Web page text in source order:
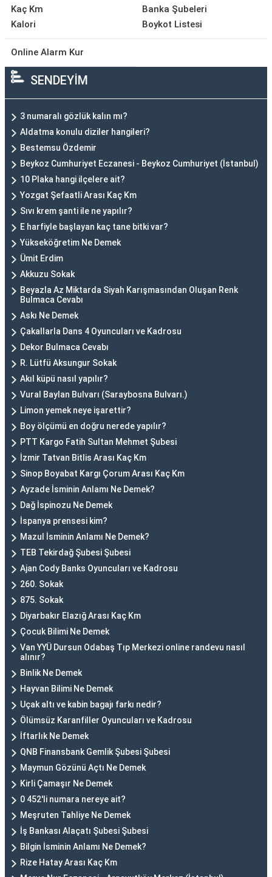
Kaç Km
Kalori
Banka Şubeleri
Boykot Listesi
Online Alarm Kur
SENDEYİM
3 numaralı gözlük kalın mı?
Aldatma konulu diziler hangileri?
Bestemsu Özdemir
Beykoz Cumhuriyet Eczanesi - Beykoz Cumhuriyet (İstanbul)
10 Plaka hangi ilçelere ait?
Yozgat Şefaatli Arası Kaç Km
Sıvı krem şanti ile ne yapılır?
E harfiyle başlayan kaç tane bitki var?
Yükseköğretim Ne Demek
Ümit Erdim
Akkuzu Sokak
Beyazla Az Miktarda Siyah Karışmasından Oluşan Renk
Bulmaca Cevabı
Askı Ne Demek
Çakallarla Dans 4 Oyuncuları ve Kadrosu
Dekor Bulmaca Cevabı
R. Lütfü Aksungur Sokak
Akıl küpü nasıl yapılır?
Vural Baylan Bulvarı (Saraybosna Bulvarı.)
Limon yemek neye işarettir?
Boy ölçümü en doğru nerede yapılır?
PTT Kargo Fatih Sultan Mehmet Şubesi
İzmir Tatvan Bitlis Arası Kaç Km
Sinop Boyabat Kargı Çorum Arası Kaç Km
Ayzade İsminin Anlamı Ne Demek?
Dağ İspinozu Ne Demek
İspanya prensesi kim?
Mazul İsminin Anlamı Ne Demek?
TEB Tekirdağ Şubesi Şubesi
Ajan Cody Banks Oyuncuları ve Kadrosu
260. Sokak
875. Sokak
Diyarbakır Elazığ Arası Kaç Km
Çocuk Bilimi Ne Demek
Van YYÜ Dursun Odabaş Tıp Merkezi online randevu nasıl
alınır?
Binlik Ne Demek
Hayvan Bilimi Ne Demek
Uçak altı ve kabin bagajı farkı nedir?
Ölümsüz Karanfiller Oyuncuları ve Kadrosu
İftarlık Ne Demek
QNB Finansbank Gemlik Şubesi Şubesi
Maymun Gözünü Açtı Ne Demek
Kirli Çamaşır Ne Demek
0 452'li numara nereye ait?
Meşruten Tahliye Ne Demek
İş Bankası Alaçatı Şubesi Şubesi
Bilgin İsminin Anlamı Ne Demek?
Rize Hatay Arası Kaç Km